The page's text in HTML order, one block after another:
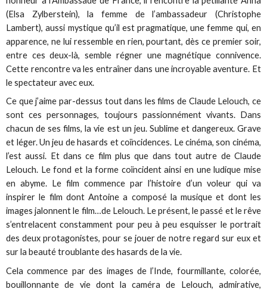
(Elsa Zylberstein), la femme de l’ambassadeur (Christophe
Lambert), aussi mystique qu’il est pragmatique, une femme qui, en
apparence, ne lui ressemble en rien, pourtant, dès ce premier soir,
entre ces deux-là, semble régner une magnétique connivence.
Cette rencontre va les entraîner dans une incroyable aventure. Et
le spectateur avec eux.
Ce que j’aime par-dessus tout dans les films de Claude Lelouch, ce
sont ces personnages, toujours passionnément vivants. Dans
chacun de ses films, la vie est un jeu. Sublime et dangereux. Grave
et léger. Un jeu de hasards et coïncidences. Le cinéma, son cinéma,
l’est aussi. Et dans ce film plus que dans tout autre de Claude
Lelouch. Le fond et la forme coïncident ainsi en une ludique mise
en abyme. Le film commence par l’histoire d’un voleur qui va
inspirer le film dont Antoine a composé la musique et dont les
images jalonnent le film…de Lelouch. Le présent, le passé et le rêve
s’entrelacent constamment pour peu à peu esquisser le portrait
des deux protagonistes, pour se jouer de notre regard sur eux et
sur la beauté troublante des hasards de la vie.
Cela commence par des images de l’Inde, fourmillante, colorée,
bouillonnante de vie dont la caméra de Lelouch, admirative,